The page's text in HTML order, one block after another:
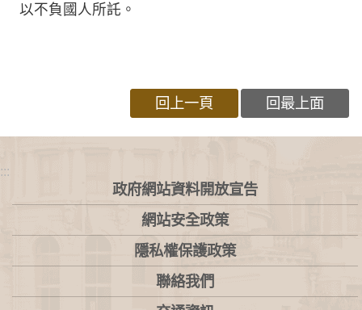
以不負國人所託。
回上一頁 回最上面
:::
政府網站資料開放宣告
網站安全政策
隱私權保護政策
聯絡我們